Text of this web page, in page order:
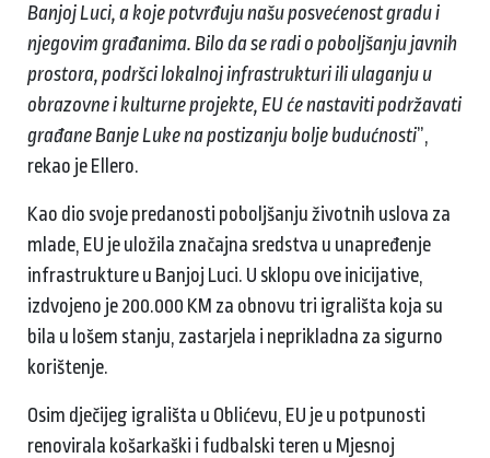
Banjoj Luci, a koje potvrđuju našu posvećenost gradu i
njegovim građanima. Bilo da se radi o poboljšanju javnih
prostora, podršci lokalnoj infrastrukturi ili ulaganju u
obrazovne i kulturne projekte, EU će nastaviti podržavati
građane Banje Luke na postizanju bolje budućnosti”,
rekao je Ellero.
Kao dio svoje predanosti poboljšanju životnih uslova za
mlade, EU je uložila značajna sredstva u unapređenje
infrastrukture u Banjoj Luci. U sklopu ove inicijative,
izdvojeno je 200.000 KM za obnovu tri igrališta koja su
bila u lošem stanju, zastarjela i neprikladna za sigurno
korištenje.
Osim dječijeg igrališta u Oblićevu, EU je u potpunosti
renovirala košarkaški i fudbalski teren u Mjesnoj